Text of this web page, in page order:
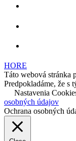
HORE
Táto webová stránka
Predpokladáme, že s
Nastavenia
osobných údajov
Ochrana osobných